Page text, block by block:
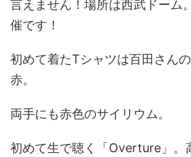
言えません！場所は西武ドーム
催です！
初めて着たTシャツは百田さん
赤。
両手にも赤色のサイリウム。
初めて生で聴く「Overture」。